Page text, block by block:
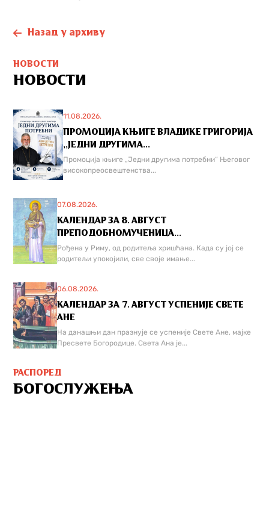
Назад у архиву
НОВОСТИ
НОВОСТИ
11.08.2026.
ПРОМОЦИЈА КЊИГЕ ВЛАДИКЕ ГРИГОРИЈА
,,ЈЕДНИ ДРУГИМА...
Промоција књиге „Једни другима потребни“ Његовог
високопреосвештенства...
07.08.2026.
КАЛЕНДАР ЗА 8. АВГУСТ
ПРЕПОДОБНОМУЧЕНИЦА...
Рођена у Риму, од родитеља хришћана. Када су јој се
родитељи упокојили, све своје имање...
06.08.2026.
КАЛЕНДАР ЗА 7. АВГУСТ УСПЕНИЈЕ СВЕТЕ
АНЕ
На данашњи дан празнује се успеније Свете Ане, мајке
Пресвете Богородице. Света Ана је...
РАСПОРЕД
БОГОСЛУЖЕЊА